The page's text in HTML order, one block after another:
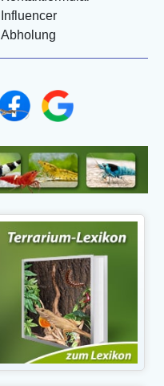
Influencer
Abholung